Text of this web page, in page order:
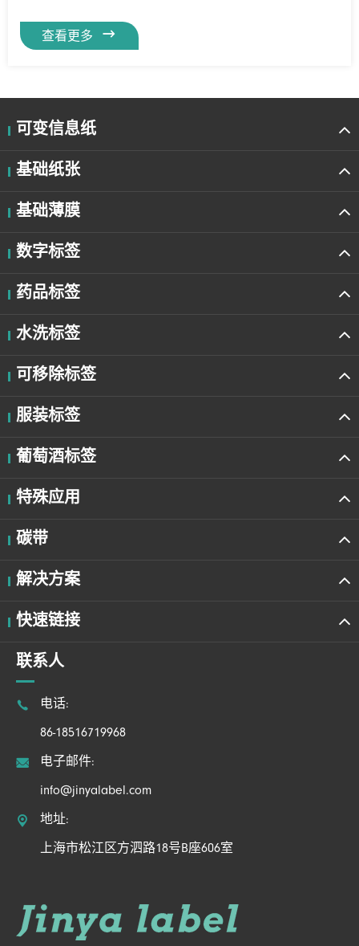
查看更多 
可变信息纸
基础纸张
基础薄膜
数字标签
药品标签
水洗标签
可移除标签
服装标签
葡萄酒标签
特殊应用
碳带
解决方案
快速链接
联系人
 电话:
86-18516719968
 电子邮件:
info@jinyalabel.com
 地址:
上海市松江区方泗路18号B座606室